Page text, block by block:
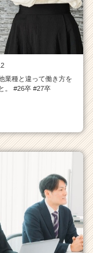
業種と違って働き方を
。 #26卒 #27卒